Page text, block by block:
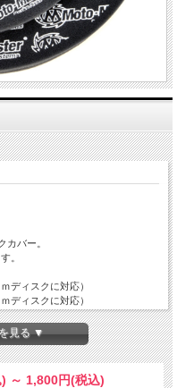
カバー。
。
ディスクに対応）
ディスクに対応）
ディスクに対応）
見る ▼
～ 1,800円(税込)